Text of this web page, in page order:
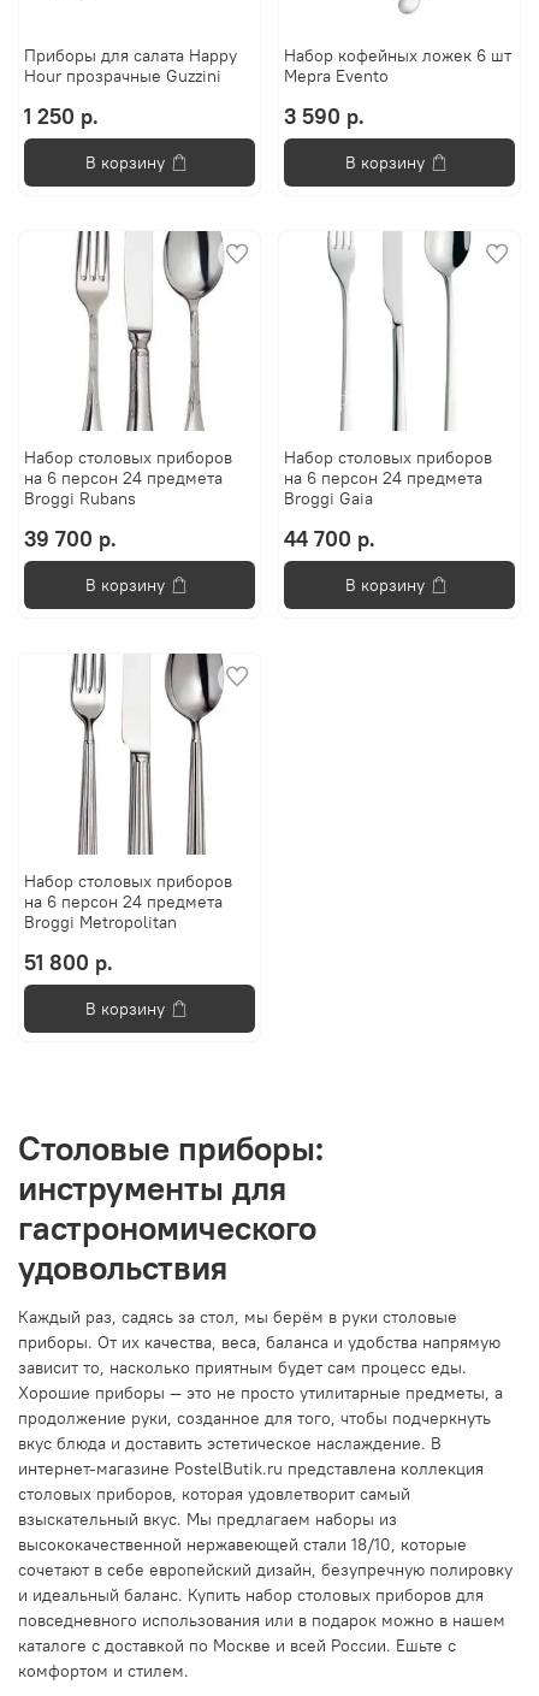
Приборы для салата Happy
Hour прозрачные Guzzini
1 250 р.
В корзину
Набор кофейных ложек 6 шт
Mepra Evento
3 590 р.
В корзину
Набор столовых приборов
на 6 персон 24 предмета
Broggi Rubans
39 700 р.
В корзину
Набор столовых приборов
на 6 персон 24 предмета
Broggi Gaia
44 700 р.
В корзину
Набор столовых приборов
на 6 персон 24 предмета
Broggi Metropolitan
51 800 р.
В корзину
Столовые приборы:
инструменты для
гастрономического
удовольствия
Каждый раз, садясь за стол, мы берём в руки столовые
приборы. От их качества, веса, баланса и удобства напрямую
зависит то, насколько приятным будет сам процесс еды.
Хорошие приборы — это не просто утилитарные предметы, а
продолжение руки, созданное для того, чтобы подчеркнуть
вкус блюда и доставить эстетическое наслаждение. В
интернет-магазине PostelButik.ru представлена коллекция
столовых приборов, которая удовлетворит самый
взыскательный вкус. Мы предлагаем наборы из
высококачественной нержавеющей стали 18/10, которые
сочетают в себе европейский дизайн, безупречную полировку
и идеальный баланс. Купить набор столовых приборов для
повседневного использования или в подарок можно в нашем
каталоге с доставкой по Москве и всей России. Ешьте с
комфортом и стилем.